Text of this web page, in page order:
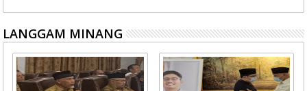
LANGGAM MINANG